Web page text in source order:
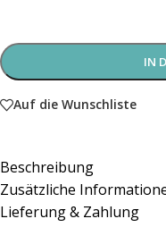
IN
Auf die Wunschliste
Beschreibung
Zusätzliche
Lieferung & Zahlung